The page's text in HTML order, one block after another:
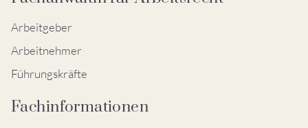
Arbeitgeber
Arbeitnehmer
Führungskräfte
Fachinformationen